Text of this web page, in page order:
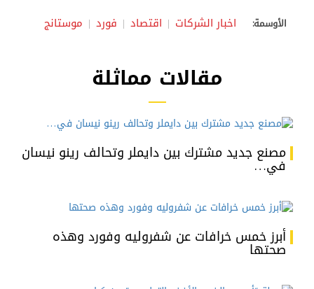
الأوسمة: اخبار الشركات اقتصاد فورد موستانج
مقالات مماثلة
مصنع جديد مشترك بين دايملر وتحالف رينو نيسان
في…
أبرز خمس خرافات عن شفروليه وفورد وهذه
صحتها